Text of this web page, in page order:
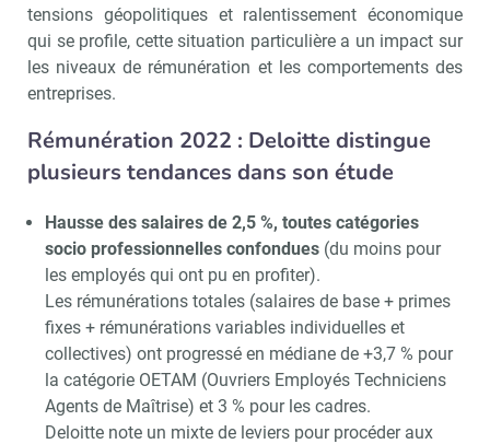
tensions géopolitiques et ralentissement économique
qui se profile, cette situation particulière a un impact sur
les niveaux de rémunération et les comportements des
entreprises.
Rémunération 2022 : Deloitte distingue
plusieurs tendances dans son étude
Hausse des salaires de 2,5 %, toutes catégories
socio professionnelles confondues(du moins pour
les employés qui ont pu en profiter).
Les rémunérations totales (salaires de base + primes
fixes + rémunérations variables individuelles et
collectives) ont progressé en médiane de +3,7 % pour
la catégorie OETAM (Ouvriers Employés Techniciens
Agents de Maîtrise) et 3 % pour les cadres.
Deloitte note un mixte de leviers pour procéder aux